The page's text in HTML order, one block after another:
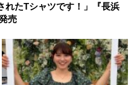
れたTシャツです！」『長浜
売